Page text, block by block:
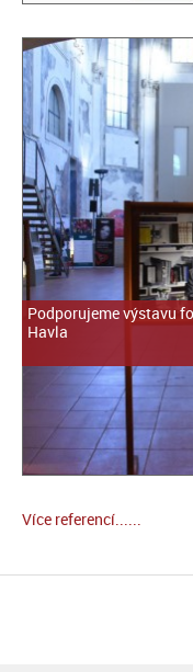
Podporujeme výstavu
Havla
Více referencí......